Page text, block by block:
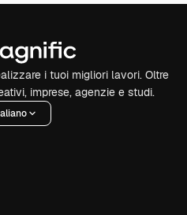
i tuoi migliori lavori. Oltre
imprese, agenzie e studi.